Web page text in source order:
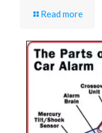
Read more